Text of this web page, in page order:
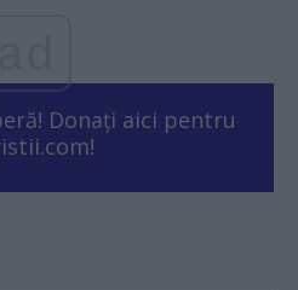
Donați aici pentru